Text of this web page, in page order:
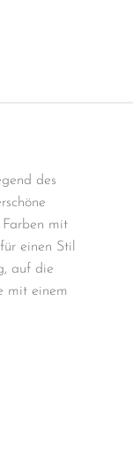
des
mit
einen Stil
auf die
mit einem